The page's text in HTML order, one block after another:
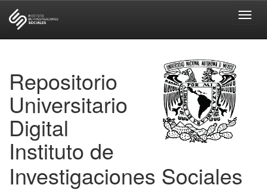
Repositorio
Universitario
Digital
Instituto de
Investigaciones Sociales